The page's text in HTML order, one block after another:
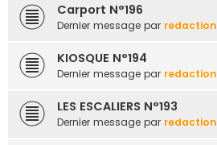
Carport N°196
Dernier message par redaction
KIOSQUE N°194
Dernier message par redaction
LES ESCALIERS N°193
Dernier message par redaction